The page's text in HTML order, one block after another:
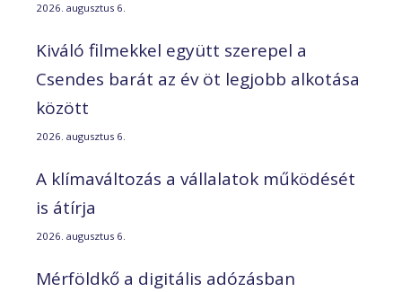
2026. augusztus 6.
Kiváló filmekkel együtt szerepel a
Csendes barát az év öt legjobb alkotása
között
2026. augusztus 6.
A klímaváltozás a vállalatok működését
is átírja
2026. augusztus 6.
Mérföldkő a digitális adózásban